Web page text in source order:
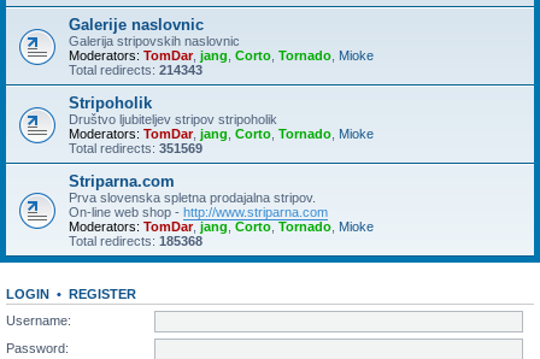
Galerije naslovnic
Galerija stripovskih naslovnic
Moderators: TomDar, jang Corto Tornado Mioke
Total redirects: 214343
Stripoholik
Društvo ljubiteljev stripov stripoholik
Moderators: TomDar, jang Corto Tornado Mioke
Total redirects: 351569
Striparna.com
Prva slovenska spletna prodajalna stripov.
On-line web shop - http://www.striparna.com
Moderators: TomDar, jang Corto Tornado Mioke
Total redirects: 185368
LOGIN • REGISTER
Username:
Password: